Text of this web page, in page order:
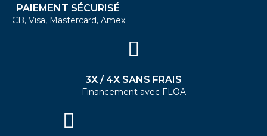
PAIEMENT SÉCURISÉ
CB, Visa, Mastercard, Amex
3X / 4X SANS FRAIS
Financement avec FLOA